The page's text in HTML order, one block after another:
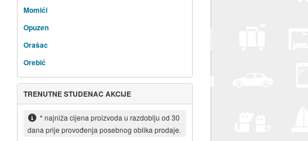
Momići
Opuzen
Orašac
Orebić
TRENUTNE STUDENAC AKCIJE
* najniža cijena proizvoda u razdoblju od 30
dana prije provođenja posebnog oblika prodaje.